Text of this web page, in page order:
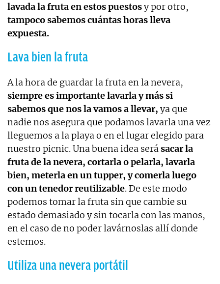
lavada la fruta en estos puestosy por otro,
tampoco sabemos cuántas horas lleva
expuesta.
Lava bien la fruta
A la hora de guardar la fruta en la nevera,
siempre es importante lavarla y más si
sabemos que nos la vamos a llevar, ya que
nadie nos asegura que podamos lavarla una vez
lleguemos a la playa o en el lugar elegido para
nuestro picnic. Una buena idea serásacar la
fruta de la nevera, cortarla o pelarla, lavarla
bien, meterla en un tupper, y comerla luego
con un tenedor reutilizable. De este modo
podemos tomar la fruta sin que cambie su
estado demasiado y sin tocarla con las manos,
en el caso de no poder lavárnoslas allí donde
estemos.
Utiliza una nevera portátil